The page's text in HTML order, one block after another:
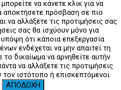
να κάνετε κλικ για να
αποκτήσετε πρόσβαση σε πιο
να αλλάξετε τις προτιμήσεις σας
σας θα ισχύουν μόνο για
ότι κάποια επεξεργασία
ενδέχεται να μην απαιτεί τη
δικαίωμα να αρνηθείτε αυτήν
να αλλάξετε τις προτιμήσεις
ιστότοπο ή επισκεπτόμενοι
ΑΠΟΔΟΧΗ